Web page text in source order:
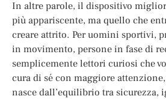
In altre parole, il dispositivo
più appariscente, ma quello che
creare attrito. Per uomini sportivi,
in movimento, persone in fase di
semplicemente lettori curiosi che
cura di sé con maggiore
nasce dall’equilibrio tra sicurezza,